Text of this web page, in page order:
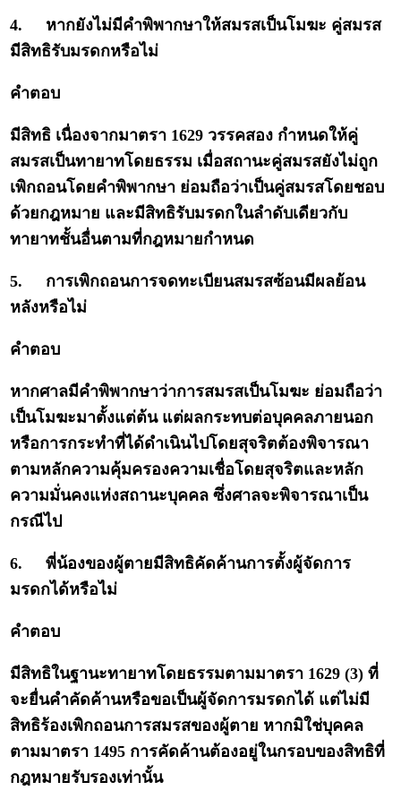
4.
หากยังไม่มีคำพิพากษาให้สมรสเป็นโมฆะ คู่สมรส
มีสิทธิรับมรดกหรือไม่
คำตอบ
มีสิทธิ เนื่องจากมาตรา 1629 วรรคสอง กำหนดให้คู่
สมรสเป็นทายาทโดยธรรม เมื่อสถานะคู่สมรสยังไม่ถูก
เพิกถอนโดยคำพิพากษา ย่อมถือว่าเป็นคู่สมรสโดยชอบ
ด้วยกฎหมาย และมีสิทธิรับมรดกในลำดับเดียวกับ
ทายาทชั้นอื่นตามที่กฎหมายกำหนด
5.
การเพิกถอนการจดทะเบียนสมรสซ้อนมีผลย้อน
หลังหรือไม่
คำตอบ
หากศาลมีคำพิพากษาว่าการสมรสเป็นโมฆะ ย่อมถือว่า
เป็นโมฆะมาตั้งแต่ต้น แต่ผลกระทบต่อบุคคลภายนอก
หรือการกระทำที่ได้ดำเนินไปโดยสุจริตต้องพิจารณา
ตามหลักความคุ้มครองความเชื่อโดยสุจริตและหลัก
ความมั่นคงแห่งสถานะบุคคล ซึ่งศาลจะพิจารณาเป็น
กรณีไป
6.
พี่น้องของผู้ตายมีสิทธิคัดค้านการตั้งผู้จัดการ
มรดกได้หรือไม่
คำตอบ
มีสิทธิในฐานะทายาทโดยธรรมตามมาตรา 1629 (3) ที่
จะยื่นคำคัดค้านหรือขอเป็นผู้จัดการมรดกได้ แต่ไม่มี
สิทธิร้องเพิกถอนการสมรสของผู้ตาย หากมิใช่บุคคล
ตามมาตรา 1495 การคัดค้านต้องอยู่ในกรอบของสิทธิที่
กฎหมายรับรองเท่านั้น